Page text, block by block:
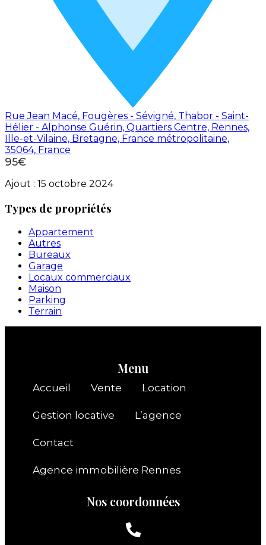
Rue Jean Macé, Fougères - Sévigné, Thabor - Saint-
Hélier - Alphonse Guérin, Quartiers Centre, Rennes,
Ille-et-Vilaine, Bretagne, France métropolitaine,
35064, France
95€
Ajout : 15 octobre 2024
Types de propriétés
Appartement
Autres
Bureaux
Garage
Locaux commerciaux
Maison
Parking
Terrain
Menu
Accueil Vente Location
Gestion locative L’agence
Contact
Agence immobilière Rennes
Nos coordonnées